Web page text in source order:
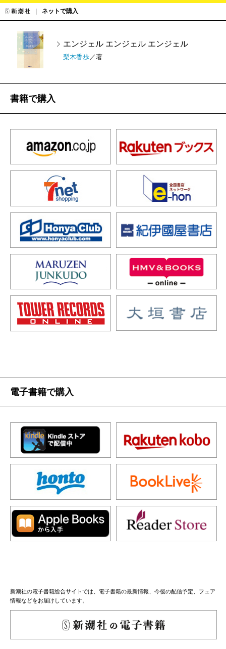
ネットで購入
エンジェル エンジェル エンジェル
梨木香歩 ／著
書籍で購入
電子書籍で購入
新潮社の電子書籍総合サイトでは、電子書籍の最新情報、今後の配信予定、フェア
情報などをお届けしています。